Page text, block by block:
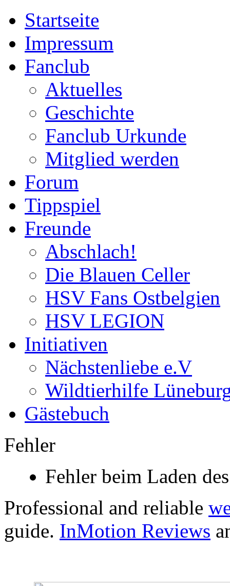
Startseite
Impressum
Fanclub
Aktuelles
Geschichte
Fanclub Urkunde
Mitglied werden
Forum
Tippspiel
Freunde
Abschlach!
Die Blauen Celler
HSV Fans Ostbelgien
HSV LEGION
Initiativen
Nächstenliebe e.V
Wildtierhilfe
Gästebuch
Fehler
Fehler beim Laden
Professional and reliable
guide. InMotion Reviews